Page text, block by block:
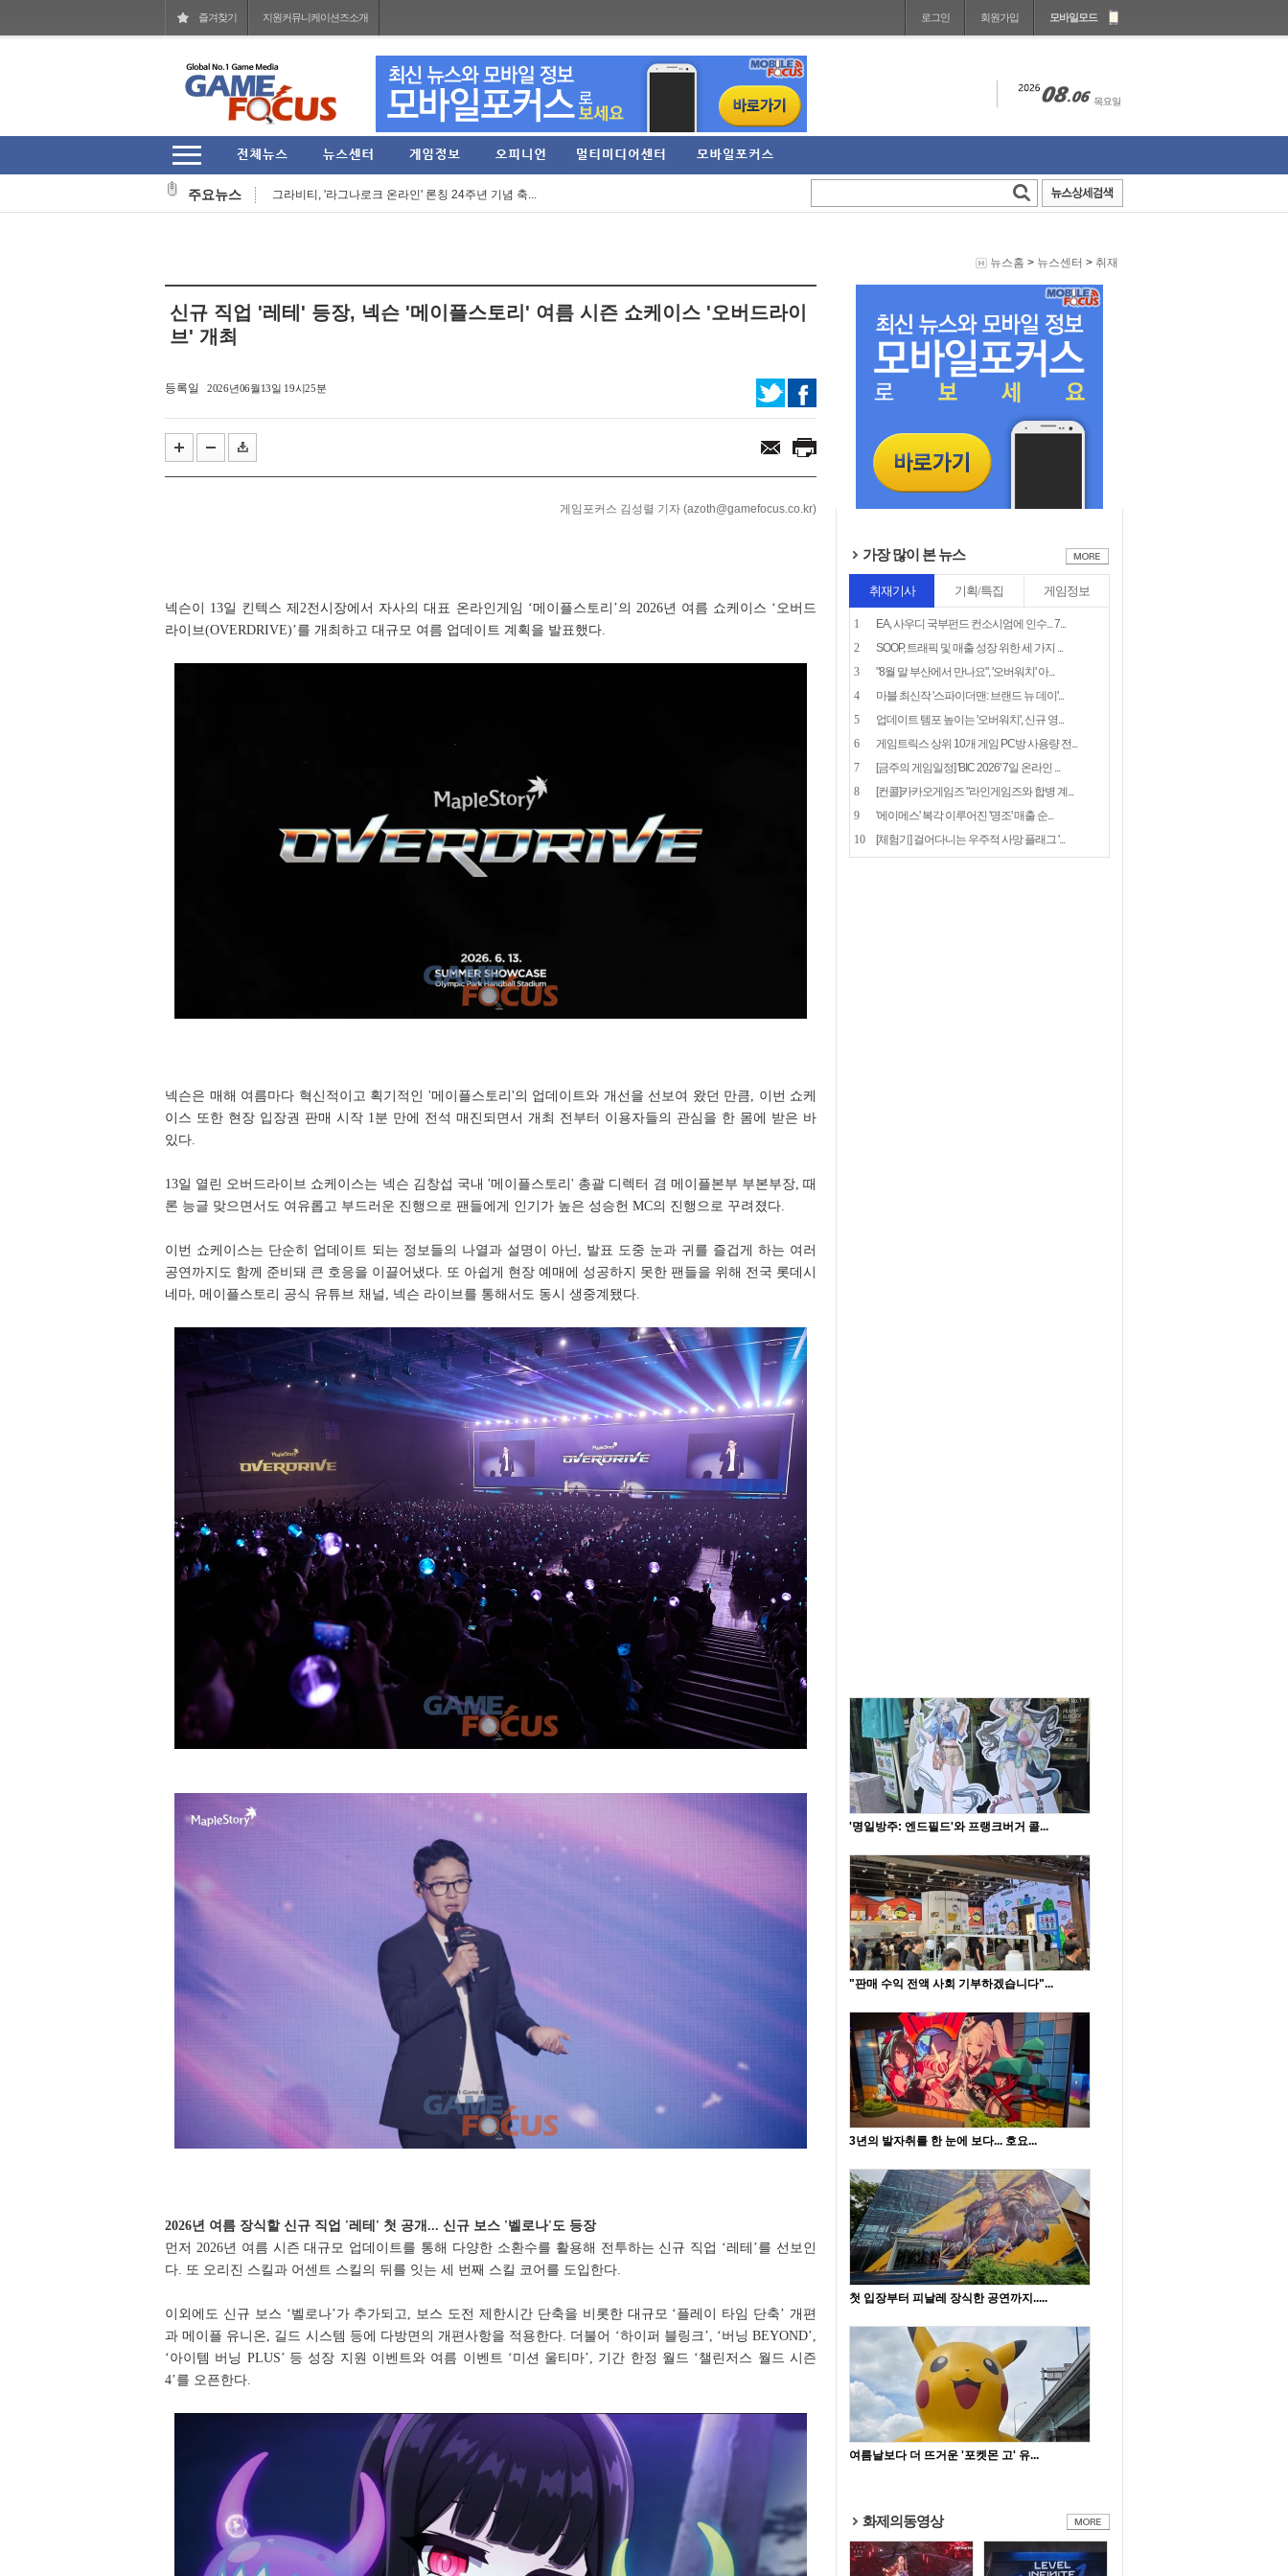
즐겨찾기 지원커뮤니케이션즈소개 로그인 회원가입 모바일모드
주요뉴스
에이치투 인터렉티브, ‘룬스케이프: 드래곤와일즈’ ...
넥슨, '서든어택' 서비스 21주년 기념 업데이트... 기...
그라비티, '라그나로크 온라인' 론칭 24주년 기념 축...
카카오 2026년 2분기 매출 2조 985억... 영업이익 277...
뉴스홈 > 뉴스센터 > 취재
신규 직업 '레테' 등장, 넥슨 '메이플스토리' 여름 시즌 쇼케이스 '오버드라이
브' 개최
등록일 2026년06월13일 19시25분
게임포커스 김성렬 기자 (azoth@gamefocus.co.kr)
넥슨이 13일 킨텍스 제2전시장에서 자사의 대표 온라인게임 ‘메이플스토리’의 2026년 여름 쇼케이스 ‘오버드
라이브(OVERDRIVE)’를 개최하고 대규모 여름 업데이트 계획을 발표했다.
넥슨은 매해 여름마다 혁신적이고 획기적인 '메이플스토리'의 업데이트와 개선을 선보여 왔던 만큼, 이번 쇼케
이스 또한 현장 입장권 판매 시작 1분 만에 전석 매진되면서 개최 전부터 이용자들의 관심을 한 몸에 받은 바
있다.
13일 열린 오버드라이브 쇼케이스는 넥슨 김창섭 국내 '메이플스토리' 총괄 디렉터 겸 메이플본부 부본부장, 때
론 능글 맞으면서도 여유롭고 부드러운 진행으로 팬들에게 인기가 높은 성승헌 MC의 진행으로 꾸려졌다.
이번 쇼케이스는 단순히 업데이트 되는 정보들의 나열과 설명이 아닌, 발표 도중 눈과 귀를 즐겁게 하는 여러
공연까지도 함께 준비돼 큰 호응을 이끌어냈다. 또 아쉽게 현장 예매에 성공하지 못한 팬들을 위해 전국 롯데시
네마, 메이플스토리 공식 유튜브 채널, 넥슨 라이브를 통해서도 동시 생중계됐다.
2026년 여름 장식할 신규 직업 '레테' 첫 공개... 신규 보스 '벨로나'도 등장
먼저 2026년 여름 시즌 대규모 업데이트를 통해 다양한 소환수를 활용해 전투하는 신규 직업 ‘레테’를 선보인
다. 또 오리진 스킬과 어센트 스킬의 뒤를 잇는 세 번째 스킬 코어를 도입한다.
이외에도 신규 보스 ‘벨로나’가 추가되고, 보스 도전 제한시간 단축을 비롯한 대규모 ‘플레이 타임 단축’ 개편
과 메이플 유니온, 길드 시스템 등에 다방면의 개편사항을 적용한다. 더불어 ‘하이퍼 블링크’, ‘버닝 BEYOND’,
‘아이템 버닝 PLUS’ 등 성장 지원 이벤트와 여름 이벤트 ‘미션 울티마’, 기간 한정 월드 ‘챌린저스 월드 시즌
4’를 오픈한다.
가장 많이 본 뉴스
취재기사 기획/특집 게임정보
1
EA, 사우디 국부펀드 컨소시엄에 인수... 7...
2
SOOP, 트래픽 및 매출 성장 위한 세 가지 ...
3
"8월 말 부산에서 만나요", '오버워치' 아...
4
마블 최신작 '스파이더맨: 브랜드 뉴 데이'...
5
업데이트 템포 높이는 '오버워치', 신규 영...
6
게임트릭스 상위 10개 게임 PC방 사용량 전...
7
[금주의 게임일정] 'BIC 2026' 7일 온라인 ...
8
[컨콜]카카오게임즈 "라인게임즈와 합병 계...
9
'에이메스' 복각 이루어진 '명조' 매출 순...
10
[체험기] 걸어다니는 우주적 사망 플래그 '...
'명일방주: 엔드필드'와 프랭크버거 콜...
"판매 수익 전액 사회 기부하겠습니다"...
3년의 발자취를 한 눈에 보다... 호요...
첫 입장부터 피날레 장식한 공연까지.....
여름날보다 더 뜨거운 '포켓몬 고' 유...
화제의동영상